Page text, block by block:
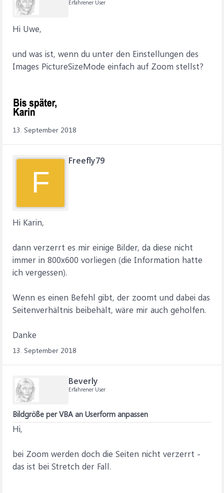
Erfahrener User
Hi Uwe,
und was ist, wenn du unter den Einstellungen des
Images PictureSizeMode einfach auf Zoom stellst?
13. September 2018
F
Freefly79
Hi Karin,
dann verzerrt es mir einige Bilder, da diese nicht
immer in 800x600 vorliegen (die Information hatte
ich vergessen).
Wenn es einen Befehl gibt, der zoomt und dabei das
Seitenverhältnis beibehält, wäre mir auch geholfen.
Danke
13. September 2018
Beverly
Erfahrener User
Bildgröße per VBA an Userform anpassen
Hi,
bei Zoom werden doch die Seiten nicht verzerrt -
das ist bei Stretch der Fall.